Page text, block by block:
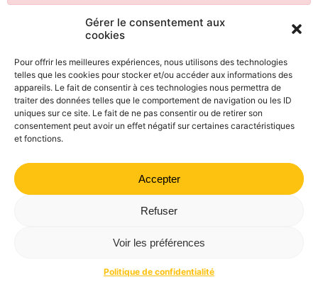
Gérer le consentement aux
cookies
Pour offrir les meilleures expériences, nous utilisons des technologies
telles que les cookies pour stocker et/ou accéder aux informations des
appareils. Le fait de consentir à ces technologies nous permettra de
traiter des données telles que le comportement de navigation ou les ID
uniques sur ce site. Le fait de ne pas consentir ou de retirer son
consentement peut avoir un effet négatif sur certaines caractéristiques
et fonctions.
Accepter
Refuser
Voir les préférences
Politique de confidentialité
Mairie de Valdrôme | 14 rue Haute, 26310 Valdrôme | 04 75
Politique de confidentialité
Mentions légales Plan du site